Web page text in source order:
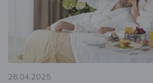
28.04.2025.